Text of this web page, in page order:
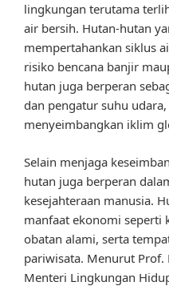
lingkungan terutama
air bersih. Hutan-hutan
mempertahankan siklus
risiko bencana banjir
hutan juga berperan
dan pengatur suhu
menyeimbangkan iklim
Selain menjaga
hutan juga berperan
kesejahteraan manusia.
manfaat ekonomi seperti
obatan alami, serta
pariwisata. Menurut Prof.
Menteri Lingkungan